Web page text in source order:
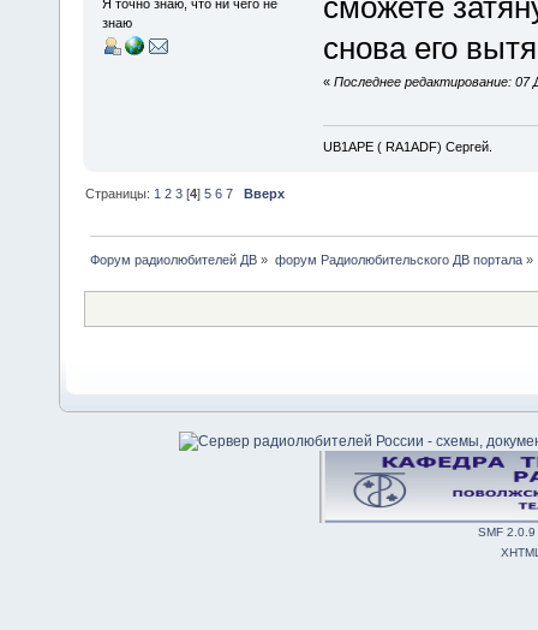
Я точно знаю, что ни чего не
знаю
сможете
снова его
« Последнее редактирование: 07
UB1APE ( RA1ADF) Сергей.
Страницы:1 2 3 [4]5 6 7 Вверх
Форум радиолюбителей ДВ » форум Радиолюбительского ДВ портала»
SMF 2.0.9